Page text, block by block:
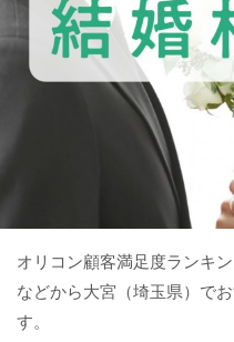
オリコン顧客満足度ランキ
などから大宮（埼玉県）で
す。